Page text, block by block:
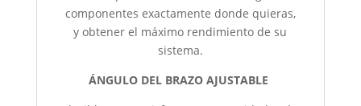
componentes exactamente donde quieras,
y obtener el máximo rendimiento de su
sistema.
ÁNGULO DEL BRAZO AJUSTABLE